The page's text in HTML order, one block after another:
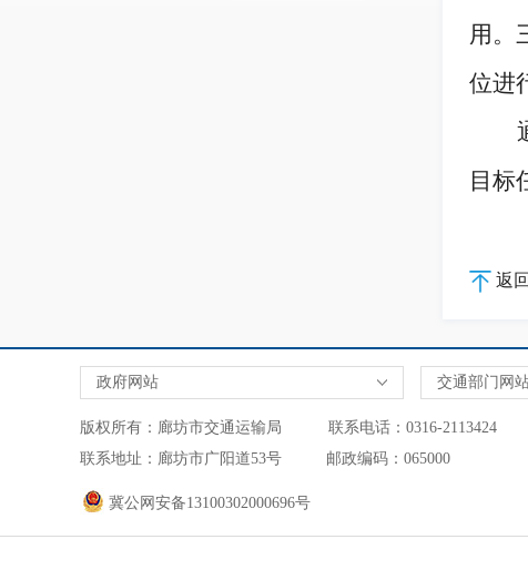
用。
位进
目标
返
政府网站 交通部门网
版权所有：廊坊市交通运输局 联系电话：0316-
联系地址：廊坊市广阳道53号 邮政编码：065000
冀公网安备13100302000696号